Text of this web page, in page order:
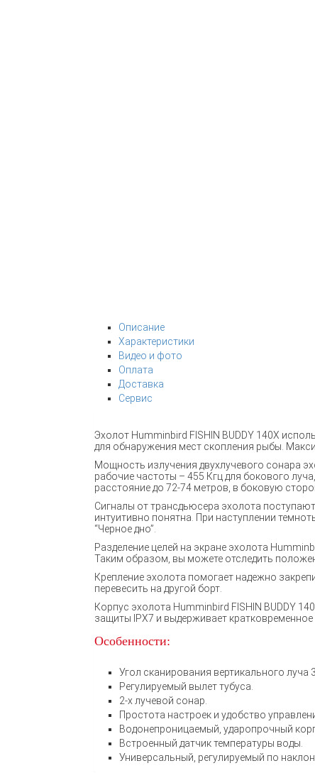
Описание
Характеристики
Видео и фото
Оплата
Доставка
Сервис
Эхолот Humminbird FISHIN BUDDY 140X
для обнаружения мест скопления рыбы.
Мощность излучения двухлучевого сонара
рабочие частоты – 455 Кгц для бокового
расстояние до 72-74 метров, в боковую
Сигналы от трансдьюсера эхолота
интуитивно понятна. При наступлении
“Черное дно”.
Разделение целей на экране эхолота
Таким образом, вы можете отследить
Крепление эхолота помогает надежно
перевесить на другой борт.
Корпус эхолота Humminbird FISHIN BUDDY
защиты IPX7 и выдерживает кратковременное
Особенности:
Угол сканирования вертикального луча
Регулируемый вылет тубуса.
2-х лучевой сонар.
Простота настроек и удобство
Водонепроницаемый, ударопрочный
Встроенный датчик температуры воды.
Универсальный, регулируемый по